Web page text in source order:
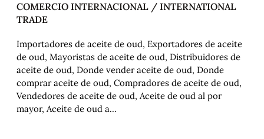
COMERCIO INTERNACIONAL / INTERNATIONAL
TRADE
Importadores de aceite de oud, Exportadores de aceite
de oud, Mayoristas de aceite de oud, Distribuidores de
aceite de oud, Donde vender aceite de oud, Donde
comprar aceite de oud, Compradores de aceite de oud,
Vendedores de aceite de oud, Aceite de oud al por
mayor, Aceite de oud a…